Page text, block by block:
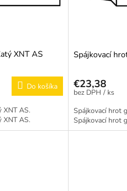
XNT AS
Do košíka
XNT AS.
XNT AS.
Spájkovací
€23,38
/ ks
Spájkovací hrot
Spájkovací hrot